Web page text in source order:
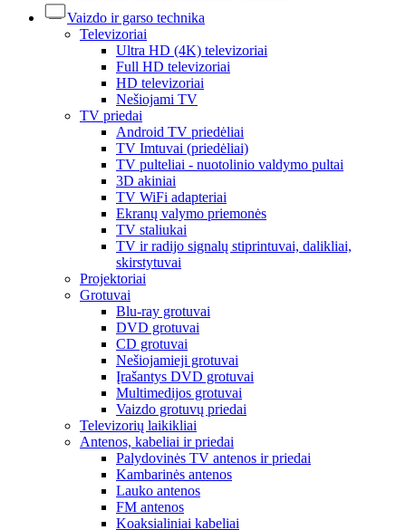
Vaizdo ir garso technika
Televizoriai
Ultra HD (4K) televizoriai
Full HD televizoriai
HD televizoriai
Nešiojami TV
TV priedai
Android TV priedėliai
TV Imtuvai (priedėliai)
TV pulteliai - nuotolinio valdymo pultai
3D akiniai
TV WiFi adapteriai
Ekranų valymo priemonės
TV staliukai
TV ir radijo signalų stiprintuvai, dalikliai,
skirstytuvai
Projektoriai
Grotuvai
Blu-ray grotuvai
DVD grotuvai
CD grotuvai
Nešiojamieji grotuvai
Įrašantys DVD grotuvai
Multimedijos grotuvai
Vaizdo grotuvų priedai
Televizorių laikikliai
Antenos, kabeliai ir priedai
Palydovinės TV antenos ir priedai
Kambarinės antenos
Lauko antenos
FM antenos
Koaksialiniai kabeliai